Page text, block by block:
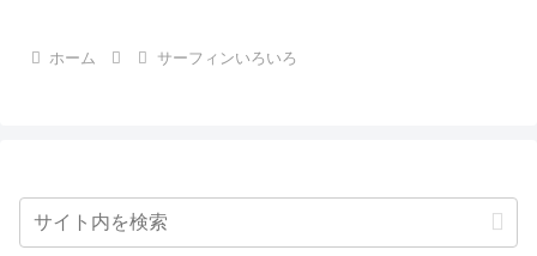
ホーム サーフィンいろいろ